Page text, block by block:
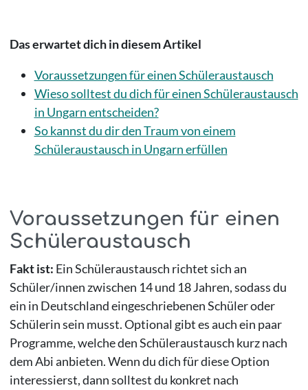
Das erwartet dich in diesem Artikel
Voraussetzungen für einen Schüleraustausch
Wieso solltest du dich für einen Schüleraustausch
in Ungarn entscheiden?
So kannst du dir den Traum von einem
Schüleraustausch in Ungarn erfüllen
Voraussetzungen für einen
Schüleraustausch
Fakt ist: Ein Schüleraustausch richtet sich an
Schüler/innen zwischen 14 und 18 Jahren, sodass du
ein in Deutschland eingeschriebenen Schüler oder
Schülerin sein musst. Optional gibt es auch ein paar
Programme, welche den Schüleraustausch kurz nach
dem Abi anbieten. Wenn du dich für diese Option
interessierst, dann solltest du konkret nach